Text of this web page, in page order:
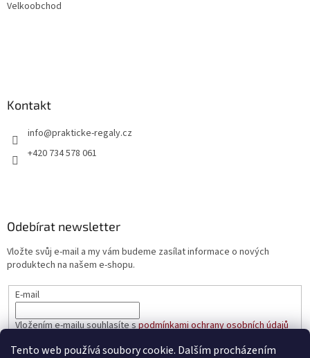
Tento web používá soubory cookie. Dalším procházením
Velkoobchod
Kontakt
info@prakticke-regaly.cz
+420 734 578 061
Odebírat newsletter
Vložte svůj e-mail a my vám budeme zasílat informace o nových
produktech na našem e-shopu.
E-mail
Vložením e-mailu souhlasíte spodmínkami ochrany osobních údajů